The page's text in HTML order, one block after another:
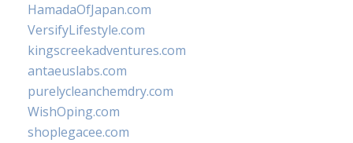
HamadaOfJapan.com
VersifyLifestyle.com
kingscreekadventures.com
antaeuslabs.com
purelycleanchemdry.com
WishOping.com
shoplegacee.com